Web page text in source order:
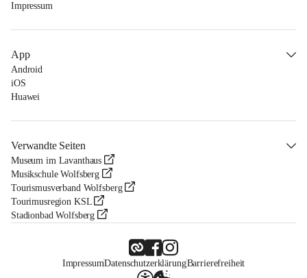
Impressum
App
Android
iOS
Huawei
Verwandte Seiten
Museum im Lavanthaus
Musikschule Wolfsberg
Tourismusverband Wolfsberg
Tourimusregion KSL
Stadionbad Wolfsberg
ImpressumDatenschutzerklärungBarrierefreiheit